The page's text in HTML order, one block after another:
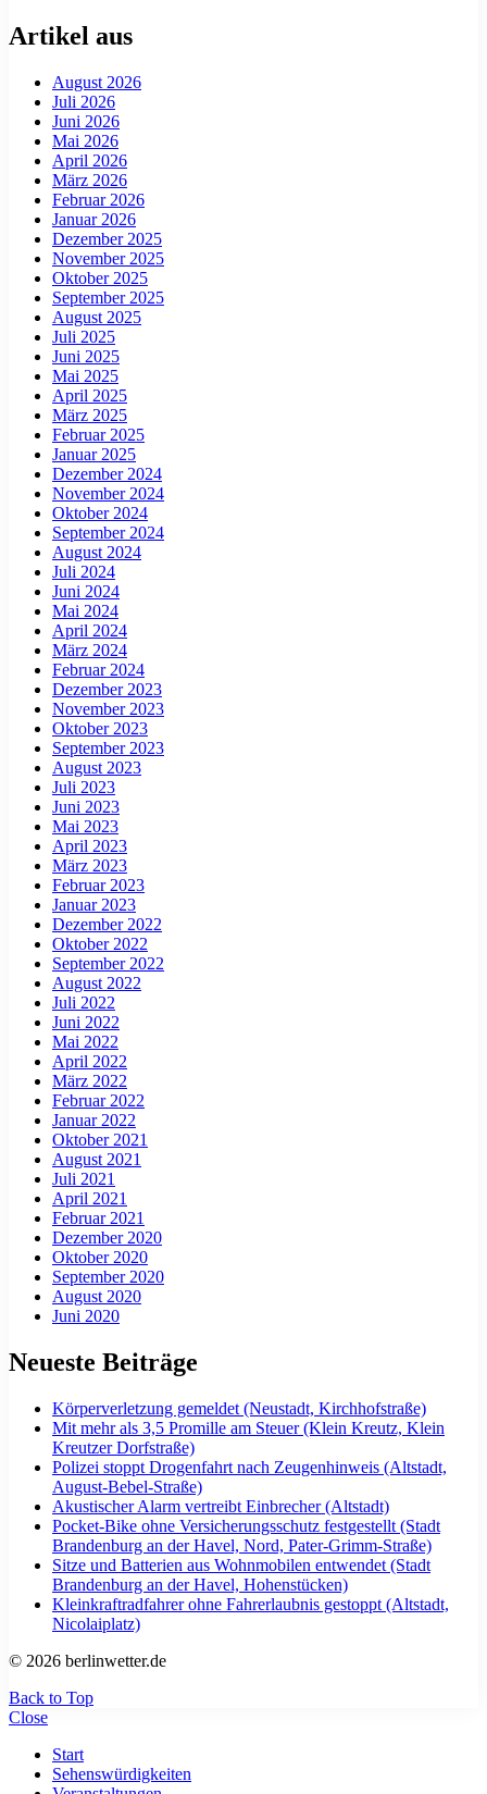
Artikel aus
August 2026
Juli 2026
Juni 2026
Mai 2026
April 2026
März 2026
Februar 2026
Januar 2026
Dezember 2025
November 2025
Oktober 2025
September 2025
August 2025
Juli 2025
Juni 2025
Mai 2025
April 2025
März 2025
Februar 2025
Januar 2025
Dezember 2024
November 2024
Oktober 2024
September 2024
August 2024
Juli 2024
Juni 2024
Mai 2024
April 2024
März 2024
Februar 2024
Dezember 2023
November 2023
Oktober 2023
September 2023
August 2023
Juli 2023
Juni 2023
Mai 2023
April 2023
März 2023
Februar 2023
Januar 2023
Dezember 2022
Oktober 2022
September 2022
August 2022
Juli 2022
Juni 2022
Mai 2022
April 2022
März 2022
Februar 2022
Januar 2022
Oktober 2021
August 2021
Juli 2021
April 2021
Februar 2021
Dezember 2020
Oktober 2020
September 2020
August 2020
Juni 2020
Neueste Beiträge
Körperverletzung gemeldet (Neustadt, Kirchhofstraße)
Mit mehr als 3,5 Promille am Steuer (Klein Kreutz, Klein
Kreutzer Dorfstraße)
Polizei stoppt Drogenfahrt nach Zeugenhinweis (Altstadt,
August-Bebel-Straße)
Akustischer Alarm vertreibt Einbrecher (Altstadt)
Pocket-Bike ohne Versicherungsschutz festgestellt (Stadt
Brandenburg an der Havel, Nord, Pater-Grimm-Straße)
Sitze und Batterien aus Wohnmobilen entwendet (Stadt
Brandenburg an der Havel, Hohenstücken)
Kleinkraftradfahrer ohne Fahrerlaubnis gestoppt (Altstadt,
Nicolaiplatz)
© 2026 berlinwetter.de
Back to Top
Close
Start
Sehenswürdigkeiten